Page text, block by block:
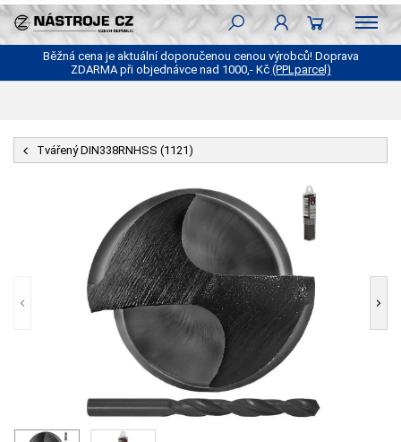
Běžná cena je aktuální doporučenou cenou výrobců! Doprava
ZDARMA při objednávce nad 1000,- Kč (PPLparcel)
Tvářený DIN338RNHSS (1121)